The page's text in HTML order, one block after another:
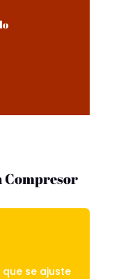
Compresor
se ajuste